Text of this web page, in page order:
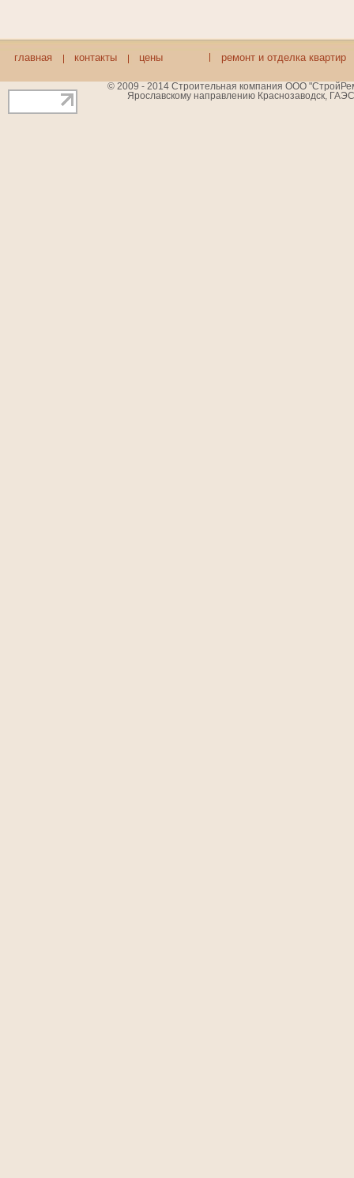
главная контакты цены ремонт и отделка квартир
© 2009 - 2014 Строительная компания ООО
Ярославскому направлению Краснозаводск,